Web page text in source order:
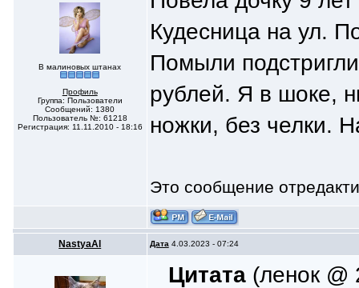
В малиновых штанах
Профиль
Группа: Пользователи
Сообщений: 1380
Пользователь №: 61218
Регистрация: 11.11.2010 - 18:16
Кудесница на ул.
Помыли
рублей. Я в шоке,
ножки, без челки.
Это сообщение
NastyaAl Дата 4.03.2023 - 07:24
Цитата (ленок @